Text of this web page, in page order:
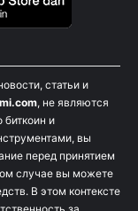
статьи и
, не являются
биткоин и
вы
перед принятием
случае вы можете
В этом контексте